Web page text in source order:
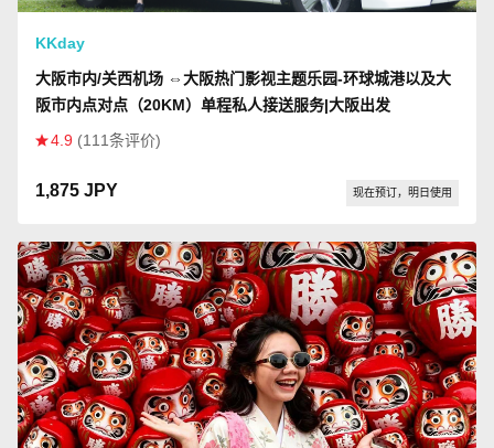
KKday
大阪市内/关西机场 ⇔大阪热门影视主题乐园-环球城港以及大
阪市内点对点（20KM）单程私人接送服务|大阪出发
4.9 (111条评价)
1,875 JPY 现在预订，明日使用